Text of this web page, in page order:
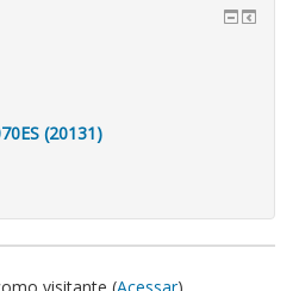
(20131)
visitante (Acessar)